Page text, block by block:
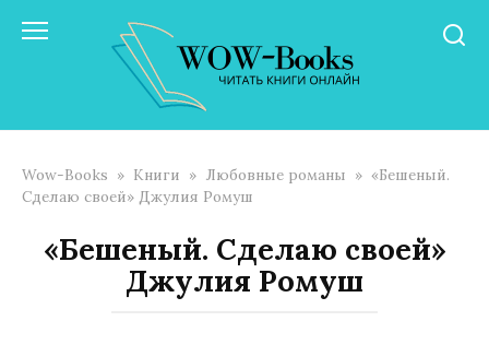
Wow-Books » Книги » Любовные романы » «Бешеный.
Сделаю своей» Джулия Ромуш
«Бешеный. Сделаю своей»
Джулия Ромуш